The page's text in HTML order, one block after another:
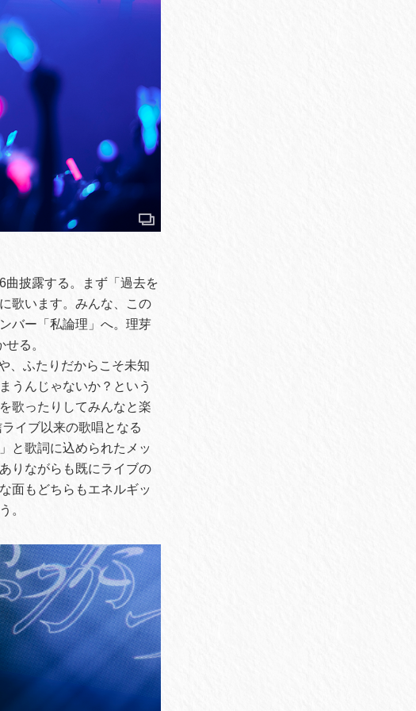
曲披露する。まず「過去を
歌います。みんな、この
バー「私論理」へ。理芽
る。
、ふたりだからこそ未知
うんじゃないか？という
歌ったりしてみんなと楽
イブ以来の歌唱となる
と歌詞に込められたメッ
りながらも既にライブの
面もどちらもエネルギッ
。